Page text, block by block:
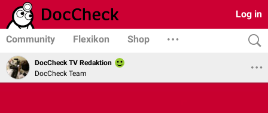
Log in
Community Flexikon Shop
DocCheck TV Redaktion
DocCheck Team